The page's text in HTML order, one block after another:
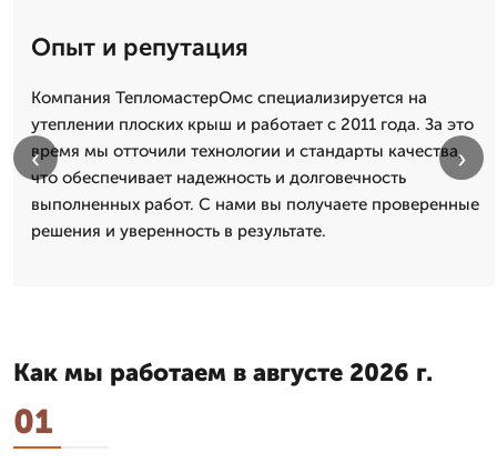
Опыт и репутация
Компания ТепломастерОмс специализируется на
утеплении плоских крыш и работает с 2011 года. За это
время мы отточили технологии и стандарты качества,
что обеспечивает надежность и долговечность
выполненных работ. С нами вы получаете проверенные
решения и уверенность в результате.
‹ ›
Как мы работаем в августе 2026 г.
01